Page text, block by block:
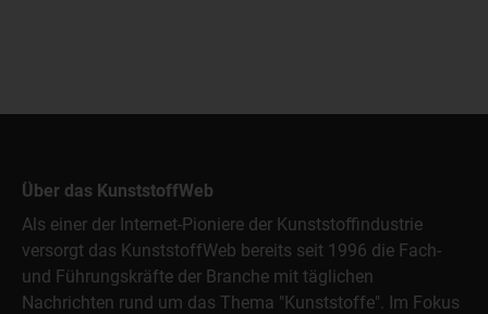
Über das KunststoffWeb
Als einer der Internet-Pioniere der Kunststoffindustrie
versorgt das KunststoffWeb bereits seit 1996 die Fach-
und Führungskräfte der Branche mit täglichen
Nachrichten rund um das Thema "Kunststoffe". Im Fokus